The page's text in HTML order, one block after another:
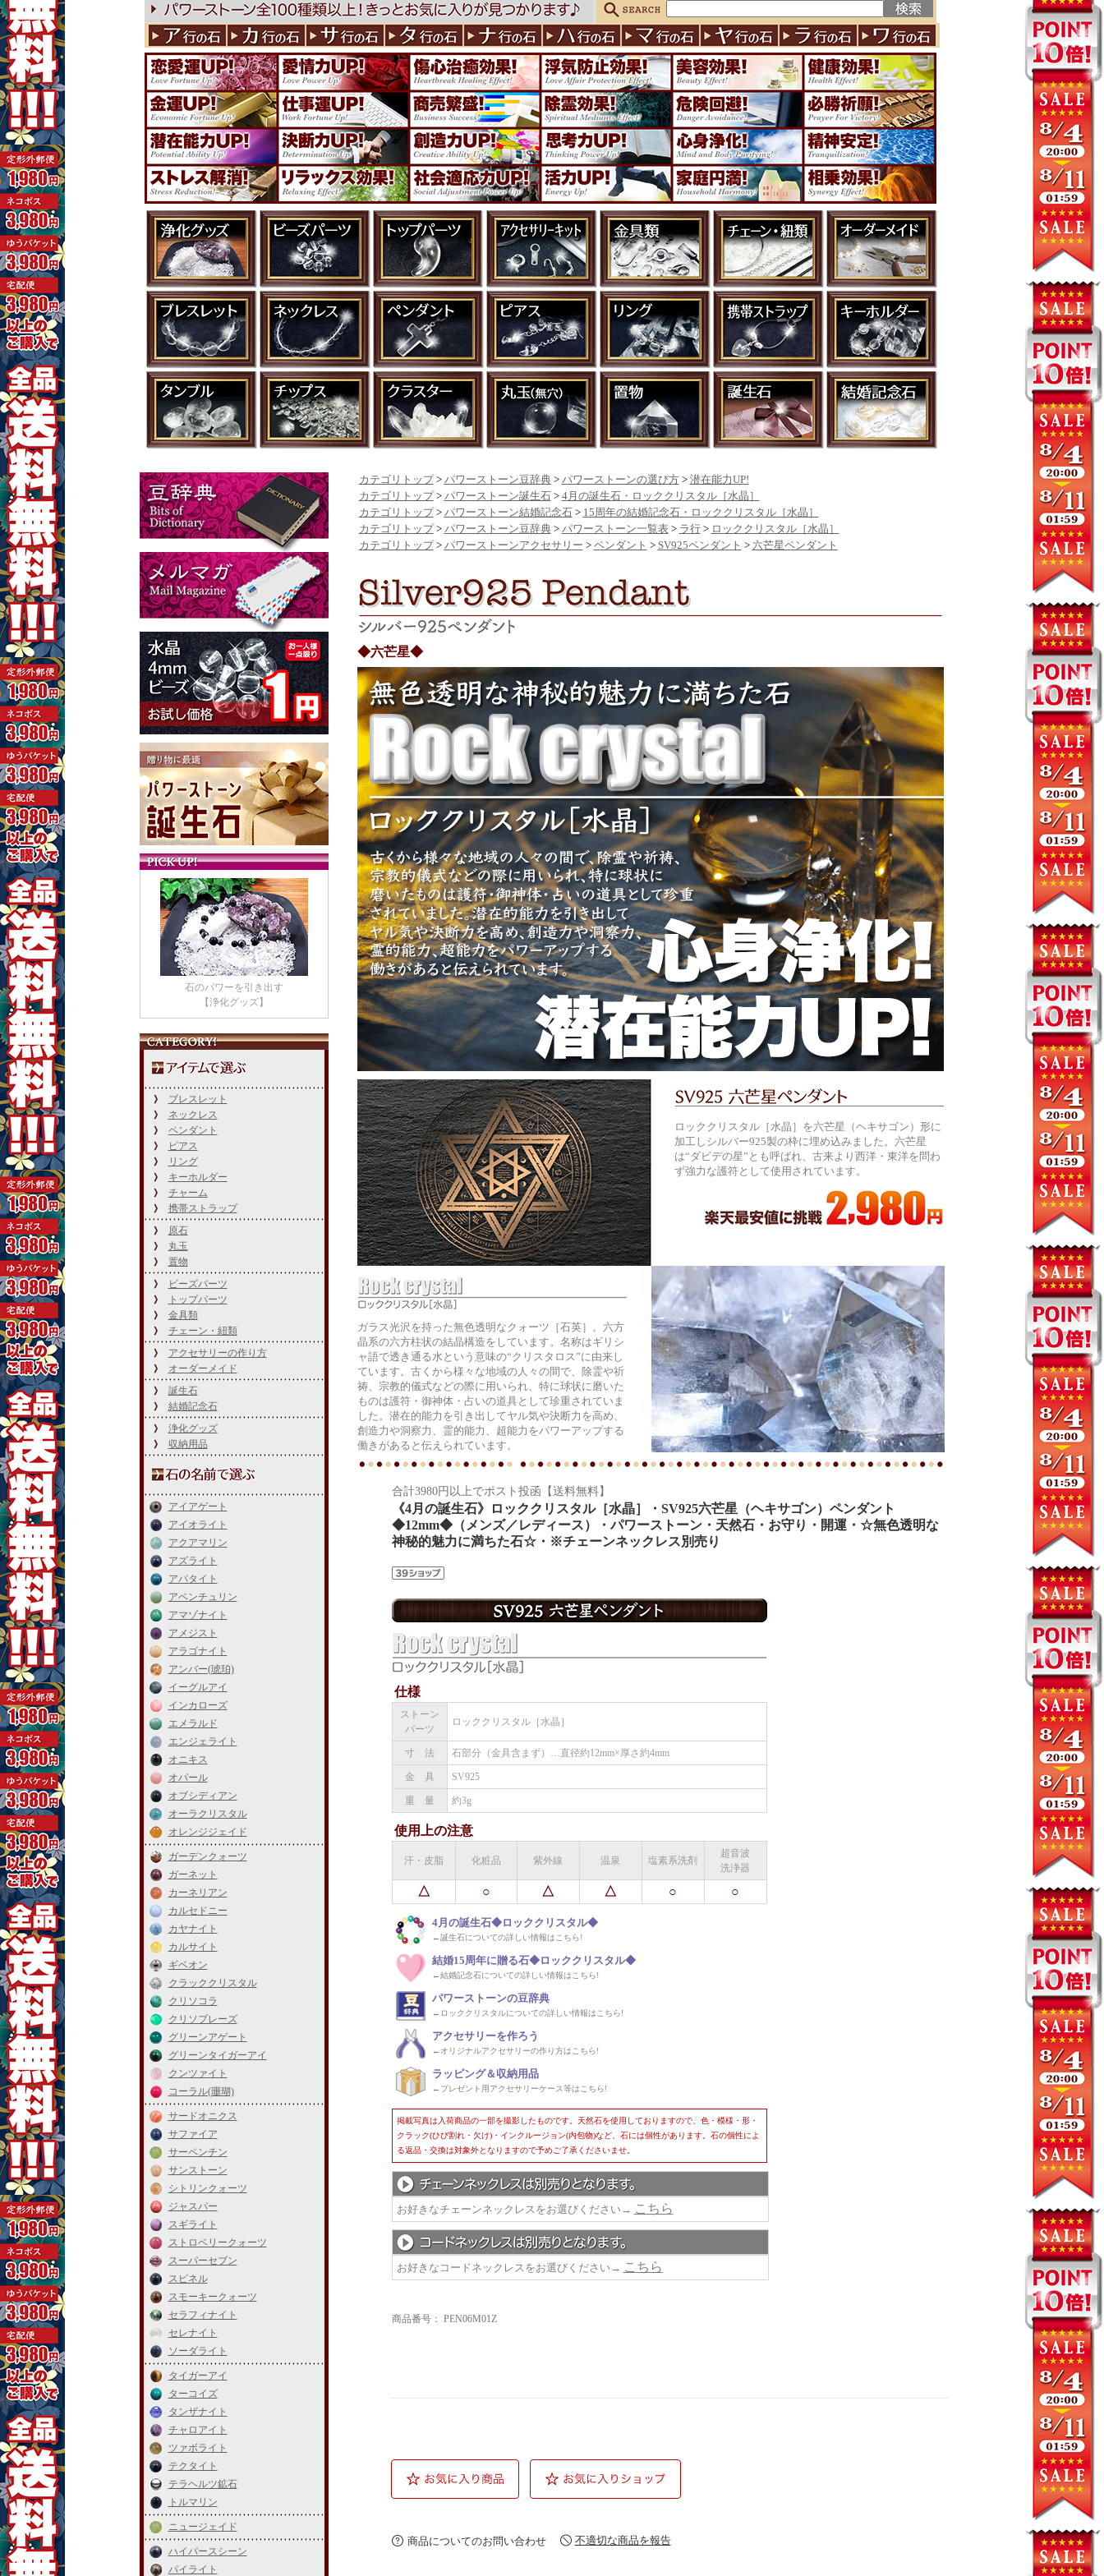
石のパワーを引き出す
【浄化グッズ】
ブレスレット
ネックレス
ペンダント
ピアス
リング
キーホルダー
チャーム
携帯ストラップ
原石
丸玉
置物
ビーズパーツ
トップパーツ
金具類
チェーン・紐類
アクセサリーの作り方
オーダーメイド
誕生石
結婚記念石
浄化グッズ
収納用品
アイアゲート
アイオライト
アクアマリン
アズライト
アパタイト
アベンチュリン
アマゾナイト
アメジスト
アラゴナイト
アンバー(琥珀)
イーグルアイ
インカローズ
エメラルド
エンジェライト
オニキス
オパール
オブシディアン
オーラクリスタル
オレンジジェイド
ガーデンクォーツ
ガーネット
カーネリアン
カルセドニー
カヤナイト
カルサイト
ギベオン
クラッククリスタル
クリソコラ
クリソプレーズ
グリーンアゲート
グリーンタイガーアイ
クンツァイト
コーラル(珊瑚)
サードオニクス
サファイア
サーペンチン
サンストーン
シトリンクォーツ
ジャスパー
スギライト
ストロベリークォーツ
スーパーセブン
スピネル
スモーキークォーツ
セラフィナイト
セレナイト
ソーダライト
タイガーアイ
ターコイズ
タンザナイト
チャロアイト
ツァボライト
テクタイト
テラヘルツ鉱石
トルマリン
ニュージェイド
ハイパースシーン
パイライト
カテゴリトップ> パワーストーン豆辞典> パワーストーンの選び方> 潜在能力UP!
カテゴリトップ> パワーストーン誕生石 > 4月の誕生石・ロッククリスタル［水晶］
カテゴリトップ> パワーストーン結婚記念石 > 15周年の結婚記念石・ロッククリスタル［水晶］
カテゴリトップ> パワーストーン豆辞典> パワーストーン一覧表> ラ行> ロッククリスタル［水晶］
カテゴリトップ> パワーストーンアクセサリー > ペンダント > SV925ペンダント > 六芒星ペンダント
◆六芒星◆
ロッククリスタル［水晶］を六芒星（ヘキサゴン）形に
加工しシルバー925製の枠に埋め込みました。六芒星
は“ダビデの星”とも呼ばれ、古来より西洋・東洋を問わ
ず強力な護符として使用されています。
ガラス光沢を持った無色透明なクォーツ［石英］。六方
晶系の六方柱状の結晶構造をしています。名称はギリシ
ャ語で透き通る水という意味の“クリスタロス”に由来し
ています。古くから様々な地域の人々の間で、除霊や祈
祷、宗教的儀式などの際に用いられ、特に球状に磨いた
ものは護符・御神体・占いの道具として珍重されていま
した。潜在的能力を引き出してヤル気や決断力を高め、
創造力や洞察力、霊的能力、超能力をパワーアップする
働きがあると伝えられています。
合計3980円以上でポスト投函【送料無料】
《4月の誕生石》ロッククリスタル［水晶］・SV925六芒星（ヘキサゴン）ペンダント
◆12mm◆（メンズ／レディース）・パワーストーン・天然石・お守り・開運・☆無色透明な
神秘的魅力に満ちた石☆・※チェーンネックレス別売り
仕様
ストーン
パーツ
ロッククリスタル［水晶］
寸 法 石部分（金具含まず）…直径約12mm×厚さ約4mm
金 具 SV925
重 量 約3g
使用上の注意
汗・皮脂 化粧品 紫外線 温泉 塩素系洗剤
超音波
洗浄器
△ ○ △ △ ○ ○
4月の誕生石◆ロッククリスタル◆
←誕生石についての詳しい情報はこちら!
結婚15周年に贈る石◆ロッククリスタル◆
←結婚記念石についての詳しい情報はこちら!
パワーストーンの豆辞典
←ロッククリスタルについての詳しい情報はこちら!
アクセサリーを作ろう
←オリジナルアクセサリーの作り方はこちら!
ラッピング＆収納用品
←プレゼント用アクセサリーケース等はこちら!
掲載写真は入荷商品の一部を撮影したものです。天然石を使用しておりますので、色・模様・形・
クラック(ひび割れ・欠け)・インクルージョン(内包物)など、石には個性があります。石の個性によ
る返品・交換は対象外となりますので予めご了承くださいませ。
お好きなチェーンネックレスをお選びください→ こちら
お好きなコードネックレスをお選びください→ こちら
商品番号： PEN06M01Z
商品についてのお問い合わせ 不適切な商品を報告